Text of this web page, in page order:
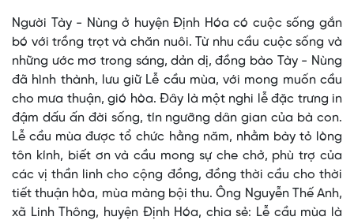
Người Tày - Nùng ở huyện Định Hóa có cuộc sống gắn
bó với trồng trọt và chăn nuôi. Từ nhu cầu cuộc sống và
những ước mơ trong sáng, dản dị, đồng bào Tày - Nùng
đã hình thành, lưu giữ Lễ cầu mùa, với mong muốn cầu
cho mưa thuận, gió hòa. Đây là một nghi lễ đặc trưng in
đậm dấu ấn đời sống, tín ngưỡng dân gian của bà con.
Lễ cầu mùa được tổ chức hằng năm, nhằm bày tỏ lòng
tôn kính, biết ơn và cầu mong sự che chở, phù trợ của
các vị thần linh cho cộng đồng, đồng thời cầu cho thời
tiết thuận hòa, mùa màng bội thu. Ông Nguyễn Thế Anh,
xã Linh Thông, huyện Định Hóa, chia sẻ: Lễ cầu mùa là